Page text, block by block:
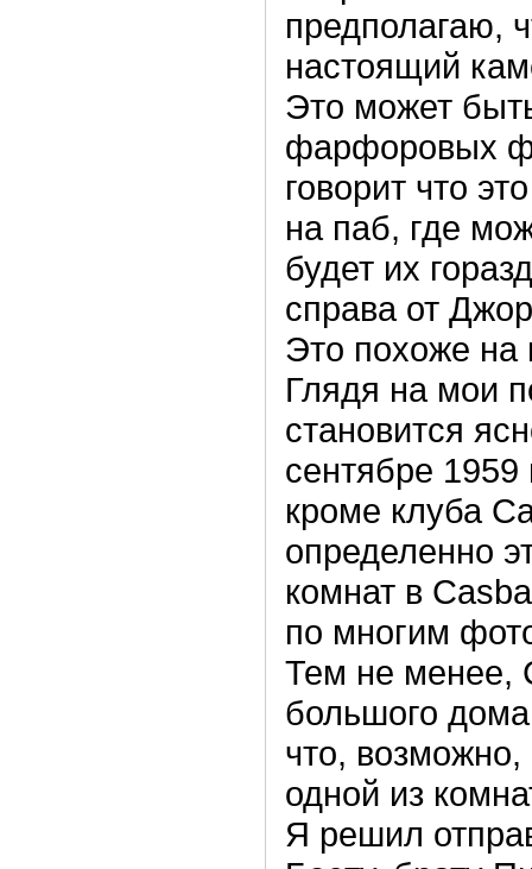
предполагаю,
настоящий
Это может
фарфоровых
говорит что
на паб, где
будет их
справа от
Это похоже на
Глядя на мои
становится
сентябре 1959
кроме клуба
определенно
комнат в
по многим
Тем не менее,
большого
что,
одной из
Я решил